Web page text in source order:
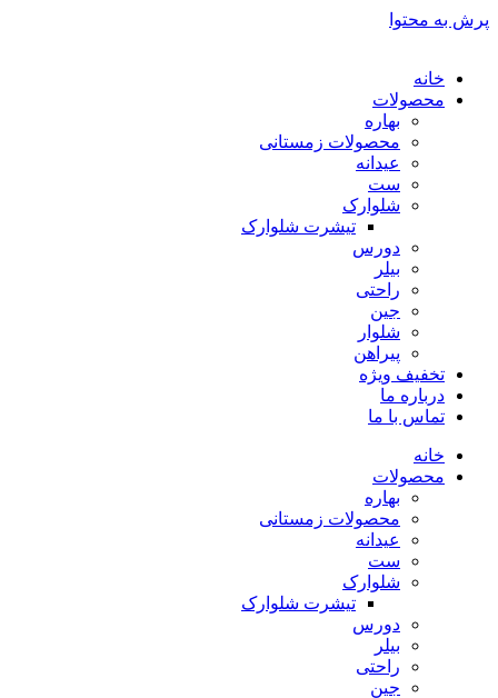
پرش به محتوا
خانه
محصولات
بهاره
محصولات زمستانی
عیدانه
ست
شلوارک
تیشرت شلوارک
دورس
بیلر
راحتی
جین
شلوار
پیراهن
تخفیف ویژه
درباره ما
تماس با ما
خانه
محصولات
بهاره
محصولات زمستانی
عیدانه
ست
شلوارک
تیشرت شلوارک
دورس
بیلر
راحتی
جین